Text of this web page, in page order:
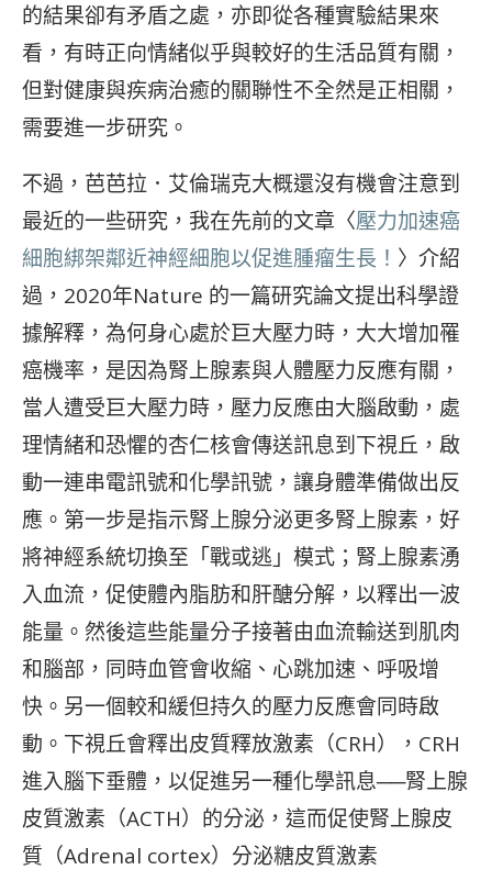
的結果卻有矛盾之處，亦即從各種實驗結果來
看，有時正向情緒似乎與較好的生活品質有關，
但對健康與疾病治癒的關聯性不全然是正相關，
需要進一步研究。
不過，芭芭拉．艾倫瑞克大概還沒有機會注意到
最近的一些研究，我在先前的文章〈壓力加速癌
細胞綁架鄰近神經細胞以促進腫瘤生長！ 〉介紹
過，2020年Nature 的一篇研究論文提出科學證
據解釋，為何身心處於巨大壓力時，大大增加罹
癌機率，是因為腎上腺素與人體壓力反應有關，
當人遭受巨大壓力時，壓力反應由大腦啟動，處
理情緒和恐懼的杏仁核會傳送訊息到下視丘，啟
動一連串電訊號和化學訊號，讓身體準備做出反
應。第一步是指示腎上腺分泌更多腎上腺素，好
將神經系統切換至「戰或逃」模式；腎上腺素湧
入血流，促使體內脂肪和肝醣分解，以釋出一波
能量。然後這些能量分子接著由血流輸送到肌肉
和腦部，同時血管會收縮、心跳加速、呼吸增
快。另一個較和緩但持久的壓力反應會同時啟
動。下視丘會釋出皮質釋放激素（CRH），CRH
進入腦下垂體，以促進另一種化學訊息──腎上腺
皮質激素（ACTH）的分泌，這而促使腎上腺皮
質（Adrenal cortex）分泌糖皮質激素